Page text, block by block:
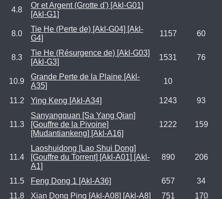
4.8
Or et Argent (Grotte d') [Akl-G01]
[Akl-G1]
8.0
Tie He (Perte de) [Akl-G04] [Akl-
G4]
1157 60
8.3
Tie He (Résurgence de) [Akl-G03]
[Akl-G3]
1531 76
10.9
Grande Perte de la Plaine [Akl-
A35]
10
11.2 Ying Keng [Akl-A34] 1243 93
11.3
Sanyangquan [Sa Yang Qian]
[Gouffre de la Pivoine]
[Mudantiankeng] [Akl-A16]
1222 159
11.4
Laoshuidong [Lao Shui Dong]
[Gouffre du Torrent] [Akl-A01] [Akl-
A1]
890 206
11.5 Feng Dong 1 [Akl-A36] 657
34
11.8
Xian Dong Ping [Akl-A08] [Akl-A8] 751 170